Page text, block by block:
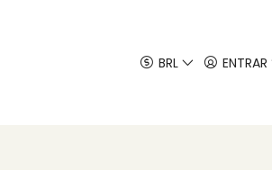
BRL ENTRAR